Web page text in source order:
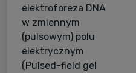
elektroforeza DNA
w zmiennym
(pulsowym) polu
elektrycznym
(Pulsed-field gel